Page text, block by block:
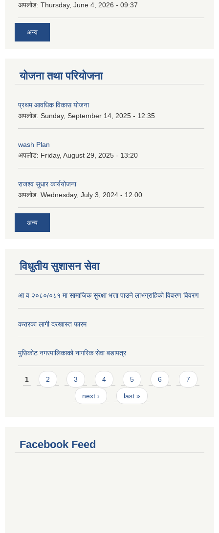
अपलोड: Thursday, June 4, 2026 - 09:37
अन्य
योजना तथा परियोजना
प्रथम आवधिक विकास योजना
अपलोड: Sunday, September 14, 2025 - 12:35
wash Plan
अपलोड: Friday, August 29, 2025 - 13:20
राजश्व सुधार कार्ययोजना
अपलोड: Wednesday, July 3, 2024 - 12:00
अन्य
विधुतीय सुशासन सेवा
आ व २०८०/०८१ मा सामाजिक सुरक्षा भत्ता पाउने लाभग्राहिको विवरण विवरण
करारका लागी दरखास्त फारम
मुसिकोट नगरपालिकाको नागरिक सेवा बडापत्र
Pages
1 2 3 4 5 6 7
next › last »
Facebook Feed